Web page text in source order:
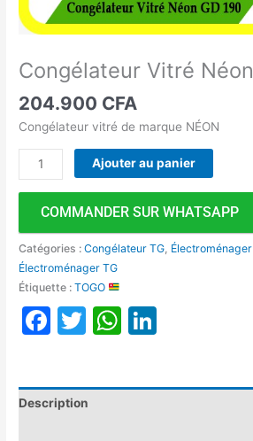
Congélateur Vitré
204.900 CFA
Congélateur vitré de marque NÉON
Ajouter au panier
COMMANDER SUR WHATSAPP
Catégories :Congélateur TG
Électroménager TG
Étiquette :TOGO
Facebook
TwitterWhatsApp
Description